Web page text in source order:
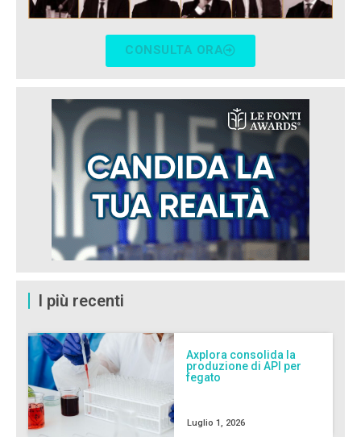
CONSULTA ORA
I più recenti
Axplora consolida la
produzione di API per
fegato
Luglio 1, 2026